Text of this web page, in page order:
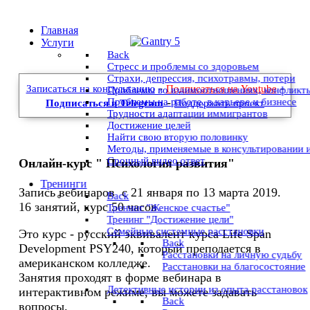
Главная
Услуги
Back
Стресс и проблемы со здоровьем
Страхи, депрессия, психотравмы, потери
Проблемы во взаимоотношениях,
Проблемы на работе, в карьере и бизнесе
Трудности адаптации иммигрантов
Достижение целей
Найти свою вторую половинку
Методы, применяемые в консультировании
Срочный видео ответ
Тренинги
Back
Тренинг "Женское счастье"
Тренинг "Достижение цели"
Семейные системные расстановки
Back
Расстановки на личную судьбу
Расстановки на благосостояние
Детективные истории из опыта расстановок
Back
Записаться на консультацию-Подписаться на Youtube-
Подписаться в Telegram-Поддержать проект
Онлайн-курс " Психология развития"
Запись вебинаров с 21 января по 13 марта 2019.
16 занятий, курс 50 часов
Это курс - русский эквивалент курса Life Span
Development PSY240, который преподается в
американском колледже.
Занятия проходят в форме вебинара в
интерактивном режиме, вы можете задавать
вопросы.